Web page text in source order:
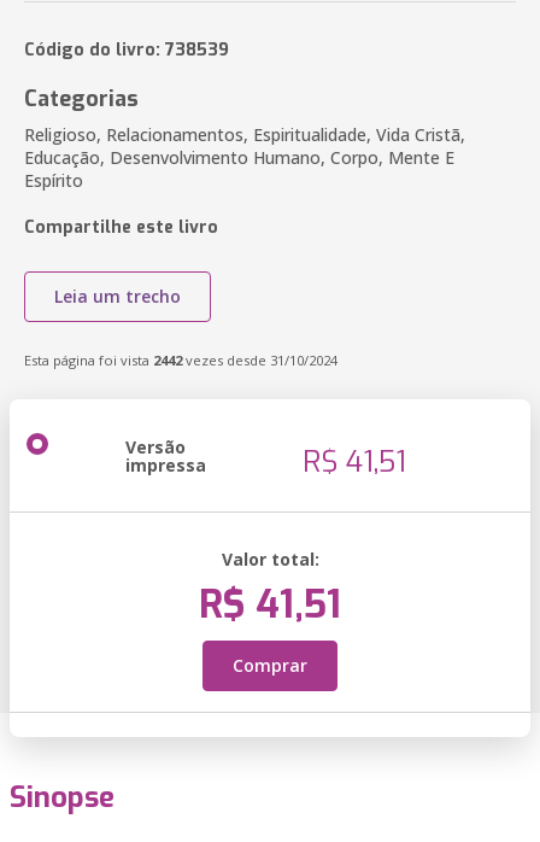
Código do livro: 738539
Categorias
Religioso, Relacionamentos, Espiritualidade, Vida Cristã,
Educação, Desenvolvimento Humano, Corpo, Mente E
Espírito
Compartilhe este livro
Leia um trecho
Esta página foi vista 2442vezes desde 31/10/2024
Versão
impressa R$ 41,51
Valor total:
R$ 41,51
Comprar
Sinopse